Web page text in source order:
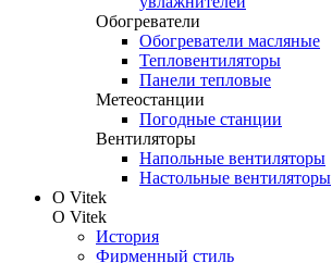
Обогреватели
Обогреватели масляные
Тепловентиляторы
Панели тепловые
Метеостанции
Погодные станции
Вентиляторы
Напольные вентиляторы
Настольные вентиляторы
О Vitek
О Vitek
История
Фирменный стиль